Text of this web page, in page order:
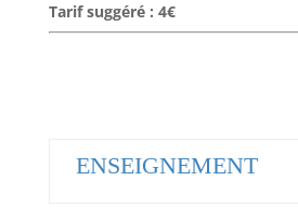
Tarif suggéré : 4€
ENSEIGNEMENT